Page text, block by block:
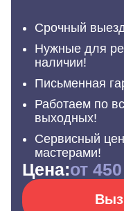
Срочный
Нужные для
наличии!
Письменная
Работаем по
выходных!
Сервисный
мастерами!
Цена:от